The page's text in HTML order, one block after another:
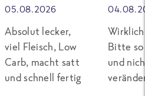
05.08.2026
Absolut lecker,
viel Fleisch, Low
Carb, macht satt
und schnell fertig
Bitte so
und